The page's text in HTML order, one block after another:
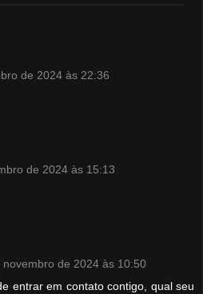
de 2024 às 22:36
de 2024 às 15:13
novembro de 2024 às 10:50
entrar em contato contigo, qual seu